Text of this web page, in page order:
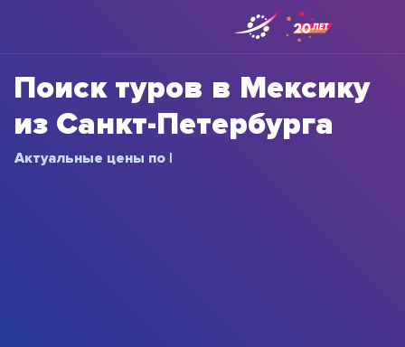
Поиск туров в Мексику
из Санкт-Петербурга
Актуальные цены по 100 000+ о